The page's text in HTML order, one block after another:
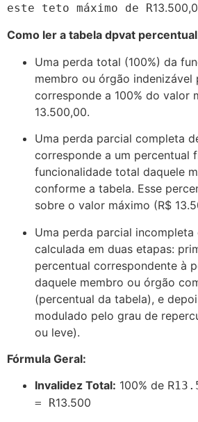
este teto máximo de R
Como ler a tabela dpvat
Uma perda total (100%) da
membro ou órgão indenizável
corresponde a 100% do valor
13.500,00.
Uma perda parcial completa
corresponde a um percentual
funcionalidade total daquele
conforme a tabela. Esse
sobre o valor máximo (R$
Uma perda parcial
calculada em duas etapas:
percentual correspondente à
daquele membro ou órgão
(percentual da tabela), e
modulado pelo grau de
ou leve).
Fórmula Geral:
Invalidez Total: 100% de R
=
R13.500